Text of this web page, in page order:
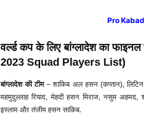
Pro
वर्ल्ड कप के लिए बांग्लादेश का
2023 Squad Players List)
बांग्लादेश की टीम– शाकिब अल हसन (कप्तान), लिटिन
महमुदुल्लाह रियाद, मेहदी हसन मिराज, नसुम
इस्लाम और तंजीम हसन साकिब.